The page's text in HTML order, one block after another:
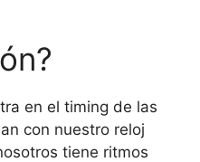
en el timing de las
con nuestro reloj
tiene ritmos